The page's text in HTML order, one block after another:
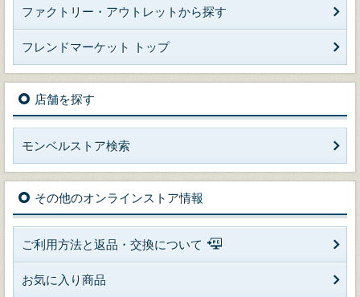
ファクトリー・アウトレットから探す
フレンドマーケット トップ
店舗を探す
モンベルストア検索
その他のオンラインストア情報
ご利用方法と返品・交換について
お気に入り商品